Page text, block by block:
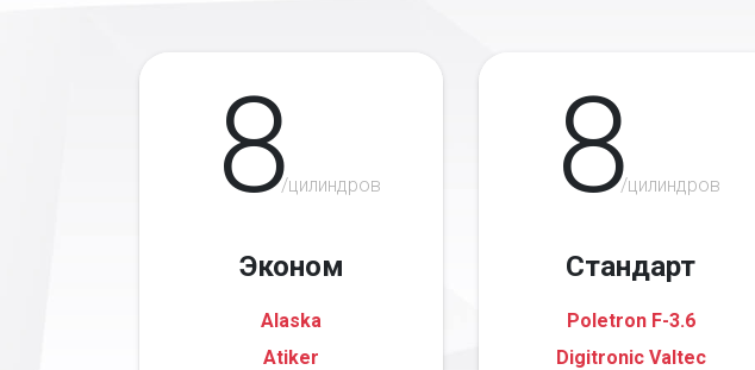
8/цилиндров
Эконом
Alaska
Atiker
8/цилиндров
Стандарт
Poletron F-3.6
Digitronic Valtec